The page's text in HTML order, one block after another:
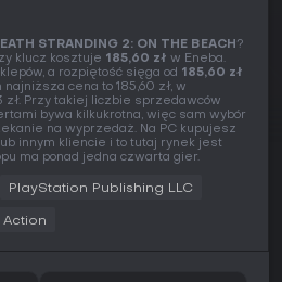
STRANDING 2: ON THE BEACH ?
klucz kosztuje 185,60 zł w Eneba.
a rozpiętość sięga od 185,60 zł
najniższa cena to 185,60 zł, w
zł. Przy takiej liczbie sprzedawców
bywa kilkukrotna, więc sam wybór
na wyprzedaż. Na PC kupujesz
innym kliencie i to tutaj rynek jest
ma ponad jedna czwarta gier.
PlayStation Publishing LLC
Action